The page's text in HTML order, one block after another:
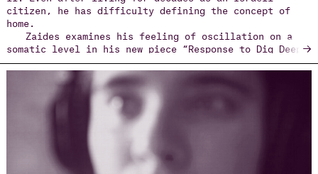
citizen, he has difficulty defining the concept of
home.
Zaides examines his feeling of oscillation on a
somatic level in his new piece “Response to Dig Deep”
which has its North American premiere at New York
Live Arts October 10.
Accompanied by French string quartet Quartour
Leonis, Zaides responds to Julia Wolfe’s composition
“Dig Deep” in a solo piece interpreting the poignant
sound of violins, viola and cello.
“I chose the music because it was so physical. The
strings bring out such intense emotion — they
literally vibrate, crunch, and move. I mirrored the
→